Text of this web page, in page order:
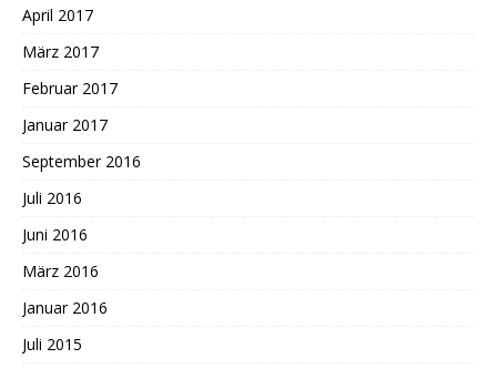
April 2017
März 2017
Februar 2017
Januar 2017
September 2016
Juli 2016
Juni 2016
März 2016
Januar 2016
Juli 2015